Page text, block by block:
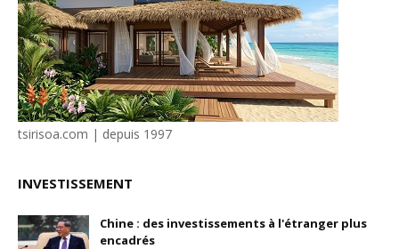
tsirisoa.com | depuis 1997
INVESTISSEMENT
Chine : des investissements à l'étranger plus
encadrés